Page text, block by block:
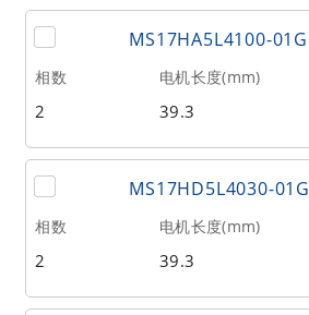
保持力矩(Nm) 转子惯量(g•cm²)
0.72 20
MS17HA5L4100-01G
相数 电机长度(mm)
2 39.3
保持力矩(Nm) 转子惯量(g•cm²)
0.72 20
MS17HD5L4030-01G
相数 电机长度(mm)
2 39.3